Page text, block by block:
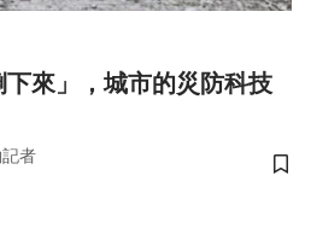
來」，城市的災防科技
者
儲